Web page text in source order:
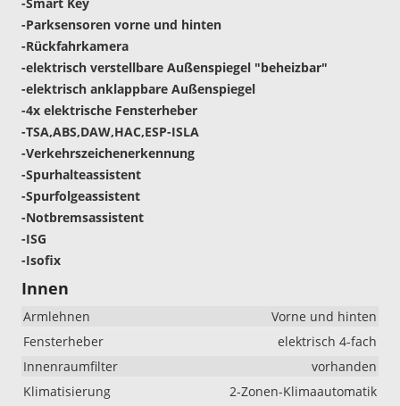
-Parksensoren vorne und hinten
-Rückfahrkamera
-elektrisch verstellbare Außenspiegel "beheizbar"
-elektrisch anklappbare Außenspiegel
-4x elektrische Fensterheber
-TSA,ABS,DAW,HAC,ESP-ISLA
-Verkehrszeichenerkennung
-Spurhalteassistent
-Spurfolgeassistent
-Notbremsassistent
-ISG
-Isofix
Innen
Armlehnen
Vorne und hinten
Fensterheber
elektrisch 4-fach
Innenraumfilter
vorhanden
Klimatisierung
2-Zonen-Klimaautomatik